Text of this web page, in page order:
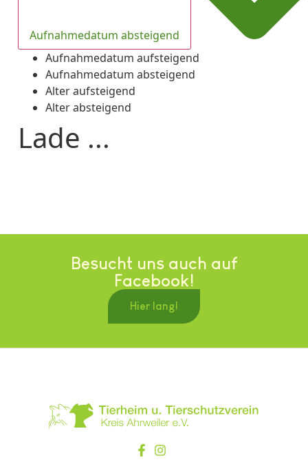
Aufnahmedatum absteigend
Aufnahmedatum aufsteigend
Aufnahmedatum absteigend
Alter aufsteigend
Alter absteigend
Lade ...
Besucht uns auch auf
Facebook!
Hier lang!